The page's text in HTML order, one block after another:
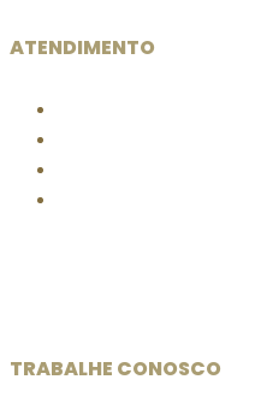
ATENDIMENTO
TRABALHE CONOSCO